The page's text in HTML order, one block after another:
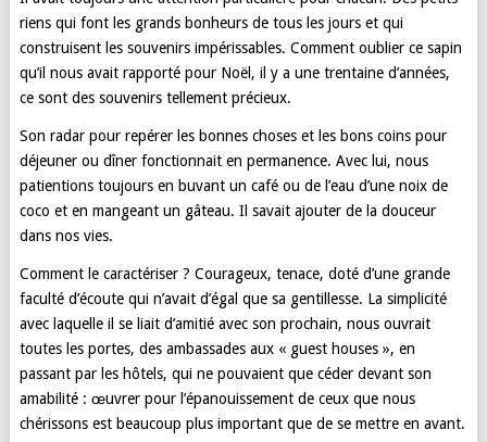
riens qui font les grands bonheurs de tous les jours et qui
construisent les souvenirs impérissables. Comment oublier ce sapin
qu’il nous avait rapporté pour Noël, il y a une trentaine d’années,
ce sont des souvenirs tellement précieux.
Son radar pour repérer les bonnes choses et les bons coins pour
déjeuner ou dîner fonctionnait en permanence. Avec lui, nous
patientions toujours en buvant un café ou de l’eau d’une noix de
coco et en mangeant un gâteau. Il savait ajouter de la douceur
dans nos vies.
Comment le caractériser ? Courageux, tenace, doté d’une grande
faculté d’écoute qui n’avait d’égal que sa gentillesse. La simplicité
avec laquelle il se liait d’amitié avec son prochain, nous ouvrait
toutes les portes, des ambassades aux « guest houses », en
passant par les hôtels, qui ne pouvaient que céder devant son
amabilité : œuvrer pour l’épanouissement de ceux que nous
chérissons est beaucoup plus important que de se mettre en avant.